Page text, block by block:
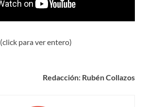
(click para ver entero)
Redacción: Rubén Collazos